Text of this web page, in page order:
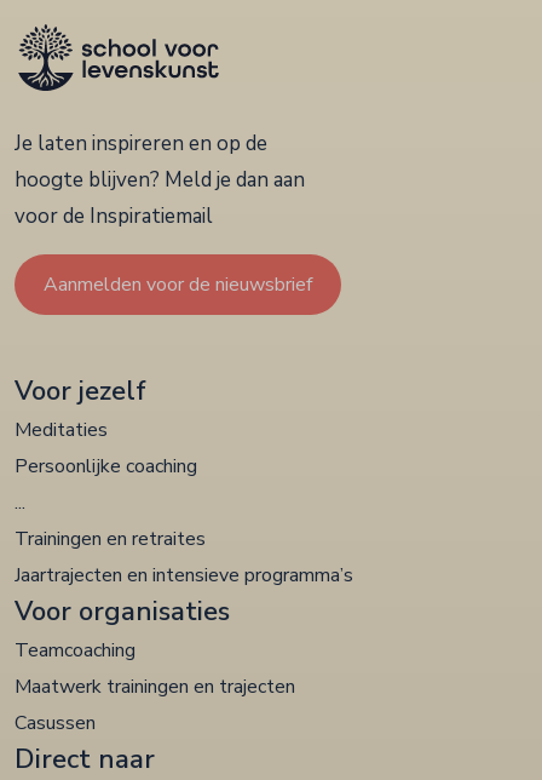
Je laten inspireren en op de
hoogte blijven? Meld je dan aan
voor de Inspiratiemail
Aanmelden voor de nieuwsbrief
Voor jezelf
Meditaties
Persoonlijke coaching
...
Trainingen en retraites
Jaartrajecten en intensieve programma’s
Voor organisaties
Teamcoaching
Maatwerk trainingen en trajecten
Casussen
Direct naar